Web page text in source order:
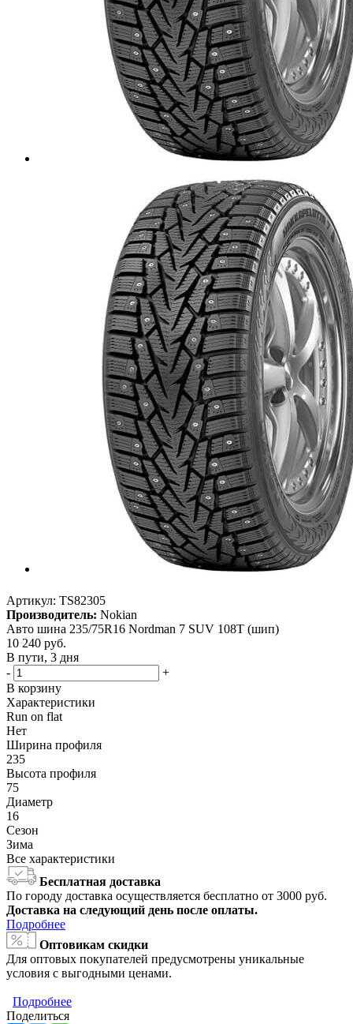
Артикул: TS82305
Производитель: Nokian
Авто шина 235/75R16 Nordman 7 SUV 108T (шип)
10 240 руб.
В пути, 3 дня
-
+
В корзину
Характеристики
Run on flat
Нет
Ширина профиля
235
Высота профиля
75
Диаметр
16
Сезон
Зима
Все характеристики
Бесплатная доставка
По городу доставка осуществляется бесплатно от 3000 руб.
Доставка на следующий день после оплаты.
Подробнее
Оптовикам скидки
Для оптовых покупателей предусмотрены уникальные
условия с выгодными ценами.
Подробнее
Поделиться